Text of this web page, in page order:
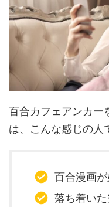
百合カフェアンカー
は、こんな感じの人
百合漫画
落ち着い